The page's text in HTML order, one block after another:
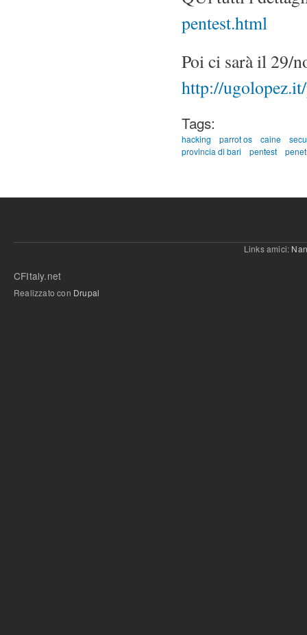
pentest.html
Poi ci sarà il 29/
http://
Tags:
hacking parrot os caine
provincia di bari
pentest
Links amici:
CFItaly.net
Realizzato con Drupal